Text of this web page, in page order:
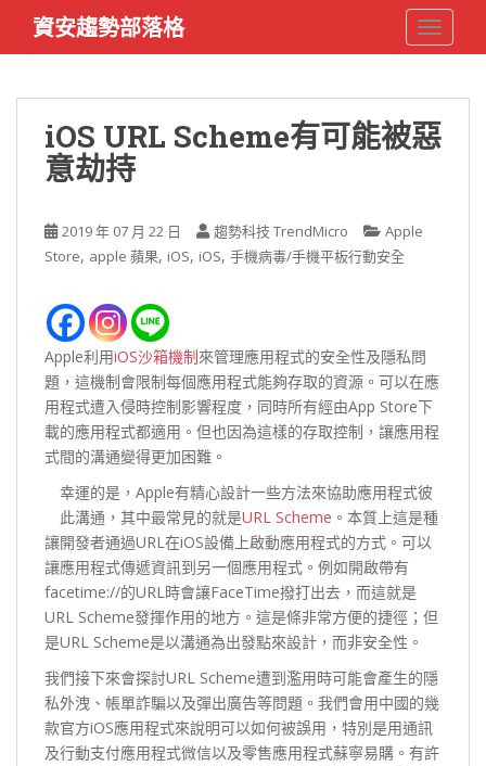
i
資安趨勢部落格
iOS URL Scheme有可能被惡
意劫持
2019 年 07 月 22 日 趨勢科技 TrendMicro
Apple
Store, apple 蘋果, iOS, iOS, 手機病毒/手機平板行動安全
Apple利用iOS沙箱機制來管理應用程式的安全性及隱私問
題，這機制會限制每個應用程式能夠存取的資源。可以在應
用程式遭入侵時控制影響程度，同時所有經由App Store下
載的應用程式都適用。但也因為這樣的存取控制，讓應用程
式間的溝通變得更加困難。
幸運的是，Apple有精心設計一些方法來協助應用程式彼
此溝通，其中最常見的就是URL Scheme 。本質上這是種
讓開發者通過URL在iOS設備上啟動應用程式的方式。可以
讓應用程式傳遞資訊到另一個應用程式。例如開啟帶有
facetime://的URL時會讓FaceTime撥打出去，而這就是
URL Scheme發揮作用的地方。這是條非常方便的捷徑；但
是URL Scheme是以溝通為出發點來設計，而非安全性。
我們接下來會探討URL Scheme遭到濫用時可能會產生的隱
私外洩、帳單詐騙以及彈出廣告等問題。我們會用中國的幾
款官方iOS應用程式來說明可以如何被誤用，特別是用通訊
及行動支付應用程式微信以及零售應用程式蘇寧易購。有許